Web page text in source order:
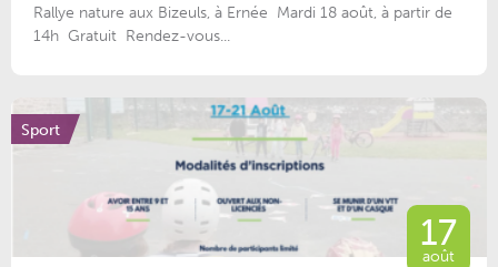
Rallye nature aux Bizeuls, à Ernée Mardi 18 août, à partir de
14h Gratuit Rendez-vous...
Sport
17
août